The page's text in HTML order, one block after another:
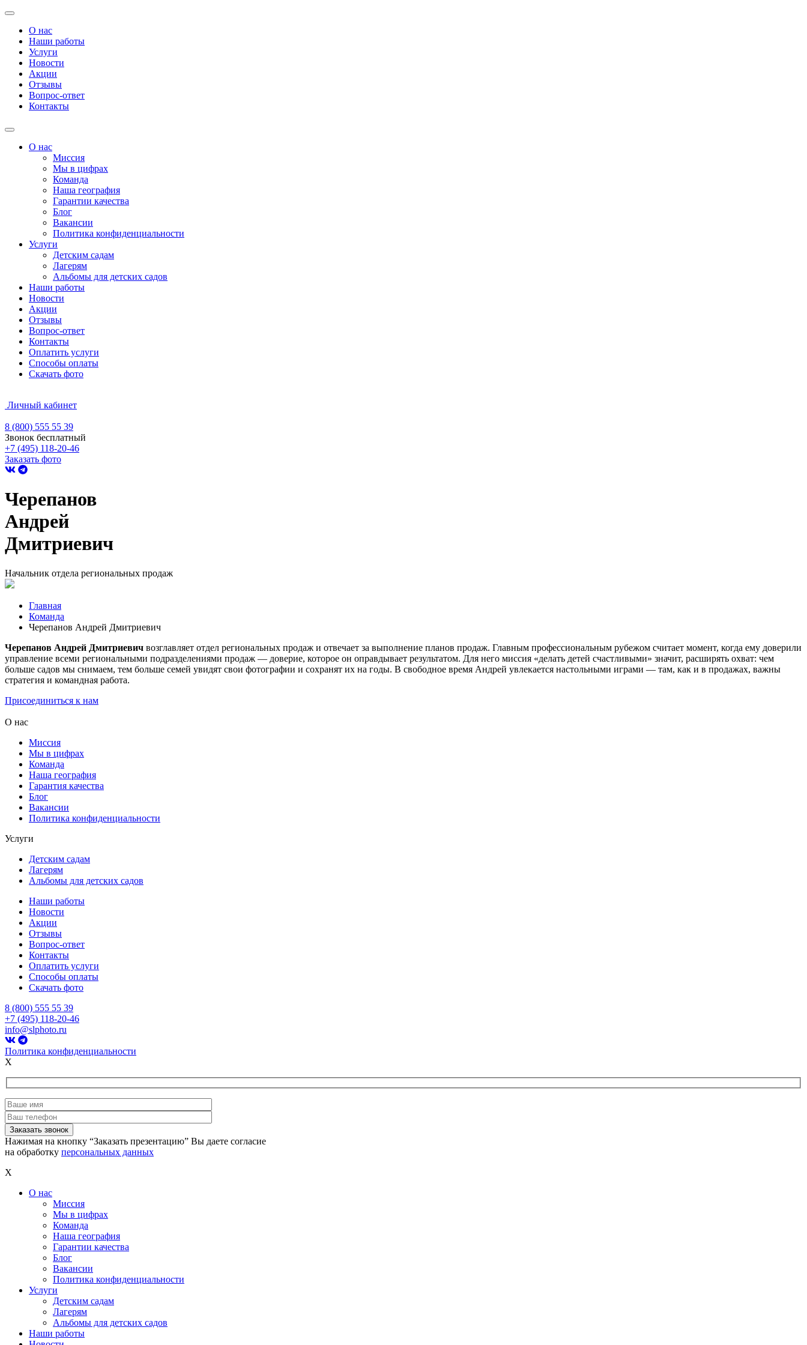
О нас
Наши работы
Услуги
Новости
Акции
Отзывы
Вопрос-ответ
Контакты
О нас
Миссия
Мы в цифрах
Команда
Наша география
Гарантии качества
Блог
Вакансии
Политика конфиденциальности
Услуги
Детским садам
Лагерям
Альбомы для детских садов
Наши работы
Новости
Акции
Отзывы
Вопрос-ответ
Контакты
Оплатить услуги
Способы оплаты
Скачать фото
Личный кабинет
8 (800) 555 55 39
Звонок бесплатный
+7 (495) 118-20-46
Заказать фото
Черепанов
Андрей
Дмитриевич
Начальник отдела региональных продаж
Главная
Команда
Черепанов Андрей Дмитриевич
Черепанов Андрей Дмитриевич возглавляет отдел региональных продаж и отвечает за выполнение планов продаж. Главным профессиональным рубежом считает момент, когда ему доверили
управление всеми региональными подразделениями продаж — доверие, которое он оправдывает результатом. Для него миссия «делать детей счастливыми» значит, расширять охват: чем
больше садов мы снимаем, тем больше семей увидят свои фотографии и сохранят их на годы. В свободное время Андрей увлекается настольными играми — там, как и в продажах, важны
стратегия и командная работа.
Присоединиться к нам
О нас
Миссия
Мы в цифрах
Команда
Наша география
Гарантия качества
Блог
Вакансии
Политика конфиденциальности
Услуги
Детским садам
Лагерям
Альбомы для детских садов
Наши работы
Новости
Акции
Отзывы
Вопрос-ответ
Контакты
Оплатить услуги
Способы оплаты
Скачать фото
8 (800) 555 55 39
+7 (495) 118-20-46
info@slphoto.ru
Политика конфиденциальности
X
Нажимая на кнопку “Заказать презентацию” Вы даете согласие
на обработку персональных данных
X
О нас
Миссия
Мы в цифрах
Команда
Наша география
Гарантии качества
Блог
Вакансии
Политика конфиденциальности
Услуги
Детским садам
Лагерям
Альбомы для детских садов
Наши работы